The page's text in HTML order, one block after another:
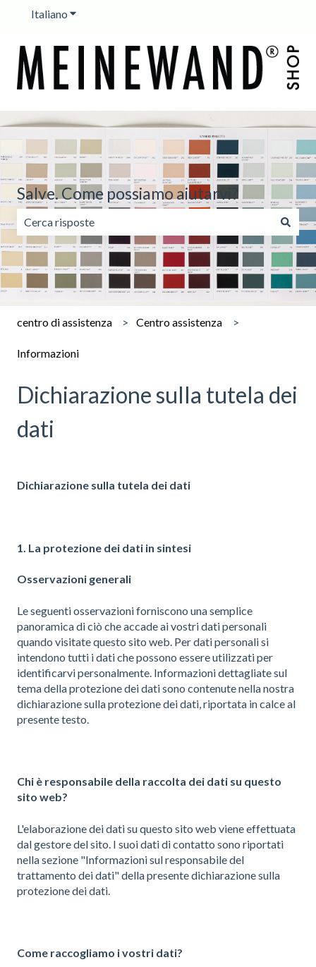
Italiano Mostra sottomenu per le traduzioni
Salve. Come possiamo aiutarvi?
Non sono presenti suggerimenti perché il campo di
centro di assistenza Centro assistenza
Informazioni
Dichiarazione sulla tutela dei
dati
Dichiarazione sulla tutela dei dati
1. La protezione dei dati in sintesi
Osservazioni generali
Le seguenti osservazioni forniscono una semplice
panoramica di ciò che accade ai vostri dati personali
quando visitate questo sito web. Per dati personali si
intendono tutti i dati che possono essere utilizzati per
identificarvi personalmente. Informazioni dettagliate sul
tema della protezione dei dati sono contenute nella nostra
dichiarazione sulla protezione dei dati, riportata in calce al
presente testo.
Chi è responsabile della raccolta dei dati su questo
sito web?
L'elaborazione dei dati su questo sito web viene effettuata
dal gestore del sito. I suoi dati di contatto sono riportati
nella sezione "Informazioni sul responsabile del
trattamento dei dati" della presente dichiarazione sulla
protezione dei dati.
Come raccogliamo i vostri dati?